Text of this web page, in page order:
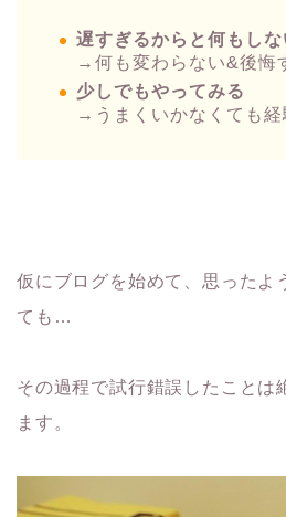
遅すぎるからと何もしな
→何も変わらない&後悔
少しでもやってみる
→うまくいかなくても経
仮にブログを始めて、思ったよ
ても…
その過程で試行錯誤したことは
ます。